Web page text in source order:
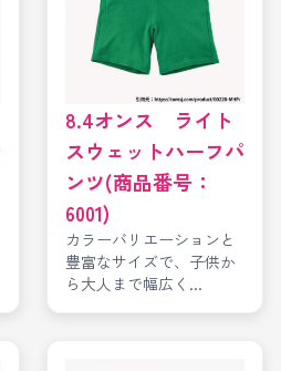
8.4オンス ライト
スウェットハーフパ
ンツ(商品番号：
6001)
カラーバリエーションと
豊富なサイズで、子供か
ら大人まで幅広く...